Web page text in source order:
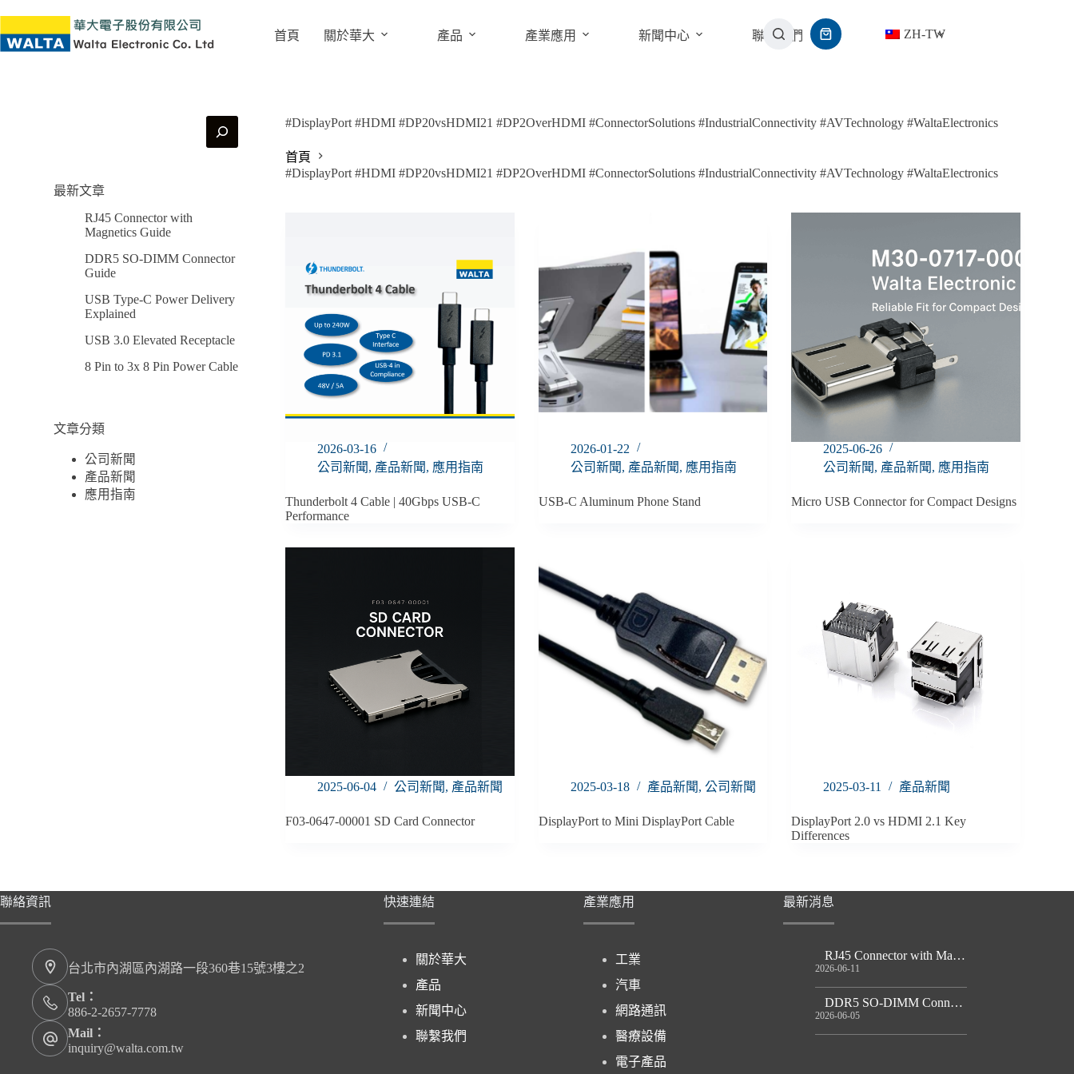
首頁 關於華大 產品 產業應用 新聞中心 聯繫我們 ZH-TW
#DisplayPort #HDMI #DP20vsHDMI21 #DP2OverHDMI #ConnectorSolutions #IndustrialConnectivity #AVTechnology #WaltaElectronics
首頁
#DisplayPort #HDMI #DP20vsHDMI21 #DP2OverHDMI #ConnectorSolutions #IndustrialConnectivity #AVTechnology #WaltaElectronics
2026-03-16
公司新聞, 產品新聞, 應用指南
Thunderbolt 4 Cable | 40Gbps USB-C
Performance
2026-01-22
公司新聞, 產品新聞, 應用指南
USB-C Aluminum Phone Stand
2025-06-26
公司新聞, 產品新聞, 應用指南
Micro USB Connector for Compact Designs
2025-06-04 公司新聞, 產品新聞
F03-0647-00001 SD Card Connector
2025-03-18 產品新聞, 公司新聞
DisplayPort to Mini DisplayPort Cable
2025-03-11 產品新聞
DisplayPort 2.0 vs HDMI 2.1 Key
Differences
最新文章
RJ45 Connector with
Magnetics Guide
DDR5 SO-DIMM Connector
Guide
USB Type-C Power Delivery
Explained
USB 3.0 Elevated Receptacle
8 Pin to 3x 8 Pin Power Cable
文章分類
公司新聞
產品新聞
應用指南
聯絡資訊
台北市內湖區內湖路一段360巷15號3樓之2
Tel：
886-2-2657-7778
Mail：
inquiry@walta.com.tw
快速連結
關於華大
產品
新聞中心
聯繫我們
產業應用
工業
汽車
網路通訊
醫療設備
電子產品
最新消息
RJ45 Connector with Magnetics Guide
2026-06-11
DDR5 SO-DIMM Connector Guide
2026-06-05